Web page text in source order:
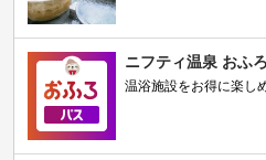
ニフティ温泉 おふ
温浴施設をお得に楽し